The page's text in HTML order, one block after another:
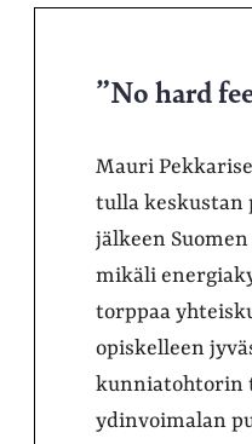
”No hard
Mauri
tulla keskustan
jälkeen
mikäli
torppaa
opiskelleen
kunniatohtorin
ydinvoimalan